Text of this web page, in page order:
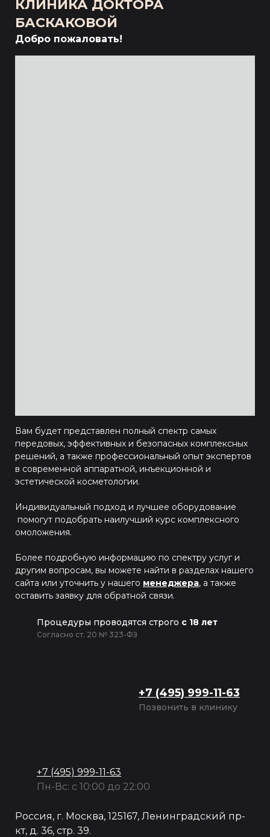
КЛИНИКА ДОКТОРА
БАСКАКОВОЙ
Добро пожаловать!
Вам будет представлен полный спектр самых
передовых, эффективных и безопасных комплексных
решений, а также профессиональный опыт экспертов
в современной аппаратной, инъекционной и
эстетической косметологии.
Индивидуальный подход и лучшее оборудование
помогут подобрать наилучший курс комплексного
омоложения.
Более подробную информацию по спектру услуг и
другим вопросам, вы можете найти в разделах нашего
сайта или уточнить у нашего менеджера, а также
оставить заявку для обратной связи.
Процедуры проводятся строго с 18 лет
Согласно ст. 20 № 323-ФЗ
+7 (495) 999-11-63
Позвонить в клинику
+7 (495) 999-11-63
Пн-Вс: с 10:00 до 22:00
Россия, г. Москва, 125167, Ленинградский пр-
кт, д. 36, стр. 39.